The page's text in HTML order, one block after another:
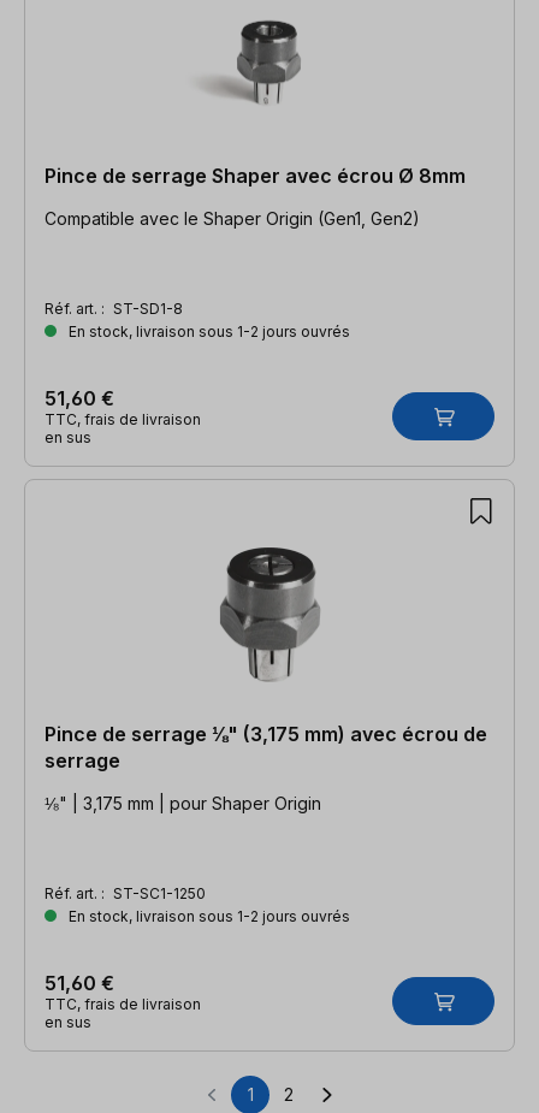
Pince de serrage Shaper avec écrou Ø 8mm
Compatible avec le Shaper Origin (Gen1, Gen2)
Réf. art. : ST-SD1-8
En stock, livraison sous 1-2 jours ouvrés
51,60 €
TTC, frais de livraison
en sus
Pince de serrage ⅛" (3,175 mm) avec écrou de
serrage
⅛" | 3,175 mm | pour Shaper Origin
Réf. art. : ST-SC1-1250
En stock, livraison sous 1-2 jours ouvrés
51,60 €
TTC, frais de livraison
en sus
Page
1 Page
2